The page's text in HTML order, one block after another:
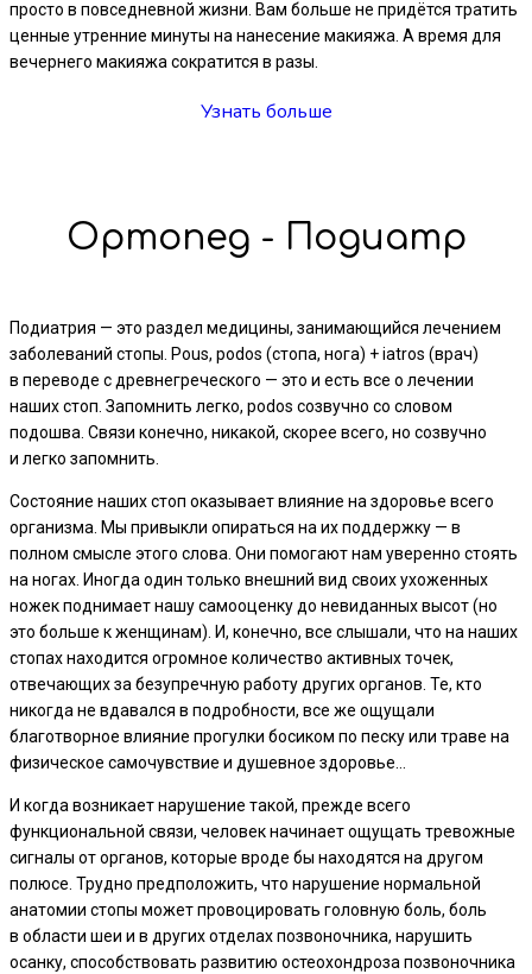
просто в повседневной жизни. Вам больше не придётся тратить
ценные утренние минуты на нанесение макияжа. А время для
вечернего макияжа сократится в разы.
Узнать больше
Ортопед - Подиатр
Подиатрия — это раздел медицины, занимающийся лечением
заболеваний стопы. Pous, podos (стопа, нога) + iatros (врач)
в переводе с древнегреческого — это и есть все о лечении
наших стоп. Запомнить легко, podos созвучно со словом
подошва. Связи конечно, никакой, скорее всего, но созвучно
и легко запомнить.
Состояние наших стоп оказывает влияние на здоровье всего
организма. Мы привыкли опираться на их поддержку — в
полном смысле этого слова. Они помогают нам уверенно стоять
на ногах. Иногда один только внешний вид своих ухоженных
ножек поднимает нашу самооценку до невиданных высот (но
это больше к женщинам). И, конечно, все слышали, что на наших
стопах находится огромное количество активных точек,
отвечающих за безупречную работу других органов. Те, кто
никогда не вдавался в подробности, все же ощущали
благотворное влияние прогулки босиком по песку или траве на
физическое самочувствие и душевное здоровье…
И когда возникает нарушение такой, прежде всего
функциональной связи, человек начинает ощущать тревожные
сигналы от органов, которые вроде бы находятся на другом
полюсе. Трудно предположить, что нарушение нормальной
анатомии стопы может провоцировать головную боль, боль
в области шеи и в других отделах позвоночника, нарушить
осанку, способствовать развитию остеохондроза позвоночника